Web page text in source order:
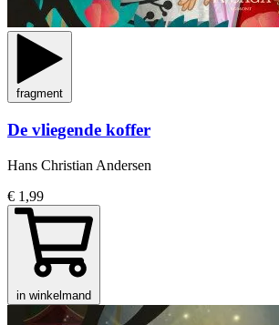
fragment
De vliegende koffer
Hans Christian Andersen
€ 1,99
in winkelmand